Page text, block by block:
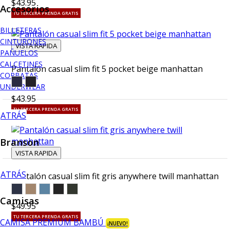
Accesorios
BILLETERAS
CINTURONES
PAÑUELOS
CALCETINES
CORBATAS
UNDERWEAR
ATRÁS
Branson
ATRÁS
Camisas
CAMISA PREMIUM BAMBÚ ¡NUEVO!
$43.95
TU TERCERA PRENDA GRATIS
VISTA RAPIDA
Pantalón casual slim fit 5 pocket beige manhattan
$43.95
TU TERCERA PRENDA GRATIS
VISTA RAPIDA
Pantalón casual slim fit gris anywhere twill manhattan
$49.95
TU TERCERA PRENDA GRATIS